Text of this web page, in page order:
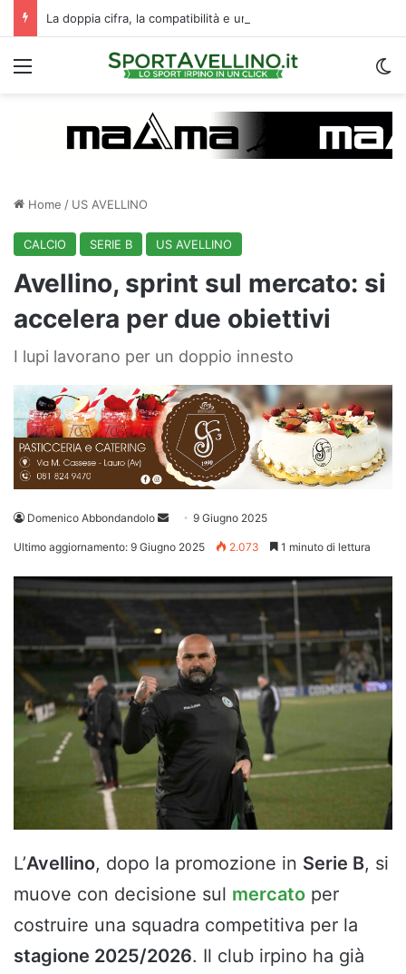
Menu
Home / US AVELLINO
CALCIO SERIE B US AVELLINO
Avellino, sprint sul mercato: si
accelera per due obiettivi
I lupi lavorano per un doppio innesto
Domenico Abbondandolo
Invia 9 Giugno 2025
Ultimo aggiornamento: 9 Giugno 2025 2.073 1 minuto di lettura
L’Avellino, dopo la promozione in Serie B, si
muove con decisione sul mercato per
costruire una squadra competitiva per la
stagione 2025/2026. Il club irpino ha già